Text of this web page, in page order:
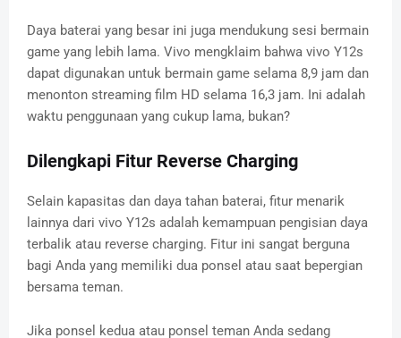
Daya baterai yang besar ini juga mendukung sesi bermain
game yang lebih lama. Vivo mengklaim bahwa vivo Y12s
dapat digunakan untuk bermain game selama 8,9 jam dan
menonton streaming film HD selama 16,3 jam. Ini adalah
waktu penggunaan yang cukup lama, bukan?
Dilengkapi Fitur Reverse Charging
Selain kapasitas dan daya tahan baterai, fitur menarik
lainnya dari vivo Y12s adalah kemampuan pengisian daya
terbalik atau reverse charging. Fitur ini sangat berguna
bagi Anda yang memiliki dua ponsel atau saat bepergian
bersama teman.
Jika ponsel kedua atau ponsel teman Anda sedang